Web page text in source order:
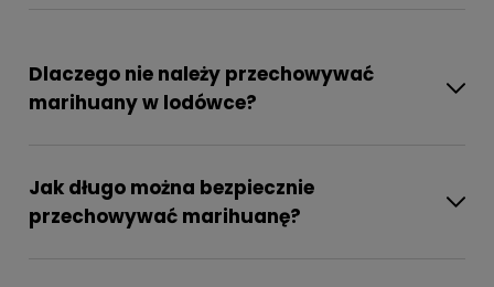
Dlaczego nie należy przechowywać
marihuany w lodówce?
Jak długo można bezpiecznie
przechowywać marihuanę?